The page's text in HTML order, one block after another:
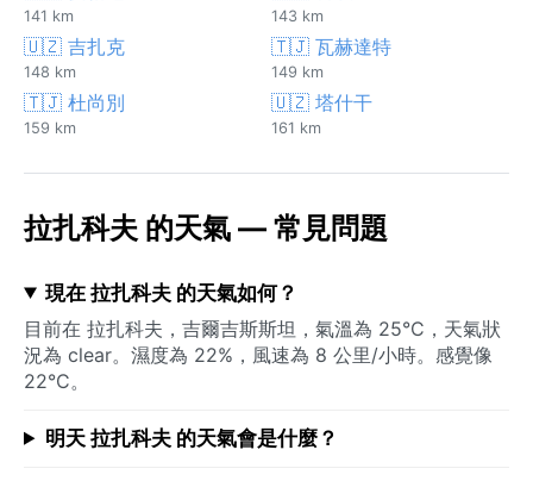
141 km 143 km
🇺🇿 吉扎克
148 km
🇹🇯 瓦赫達特
149 km
🇹🇯 杜尚別
159 km
🇺🇿 塔什干
161 km
拉扎科夫 的天氣 — 常見問題
現在 拉扎科夫 的天氣如何？
目前在 拉扎科夫，吉爾吉斯斯坦，氣溫為 25°C，天氣狀
況為 clear。濕度為 22%，風速為 8 公里/小時。感覺像
22°C。
明天 拉扎科夫 的天氣會是什麼？